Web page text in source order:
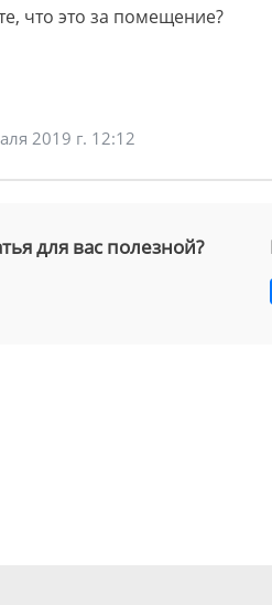
что это за помещение?
2019 г. 12:12
для вас полезной?